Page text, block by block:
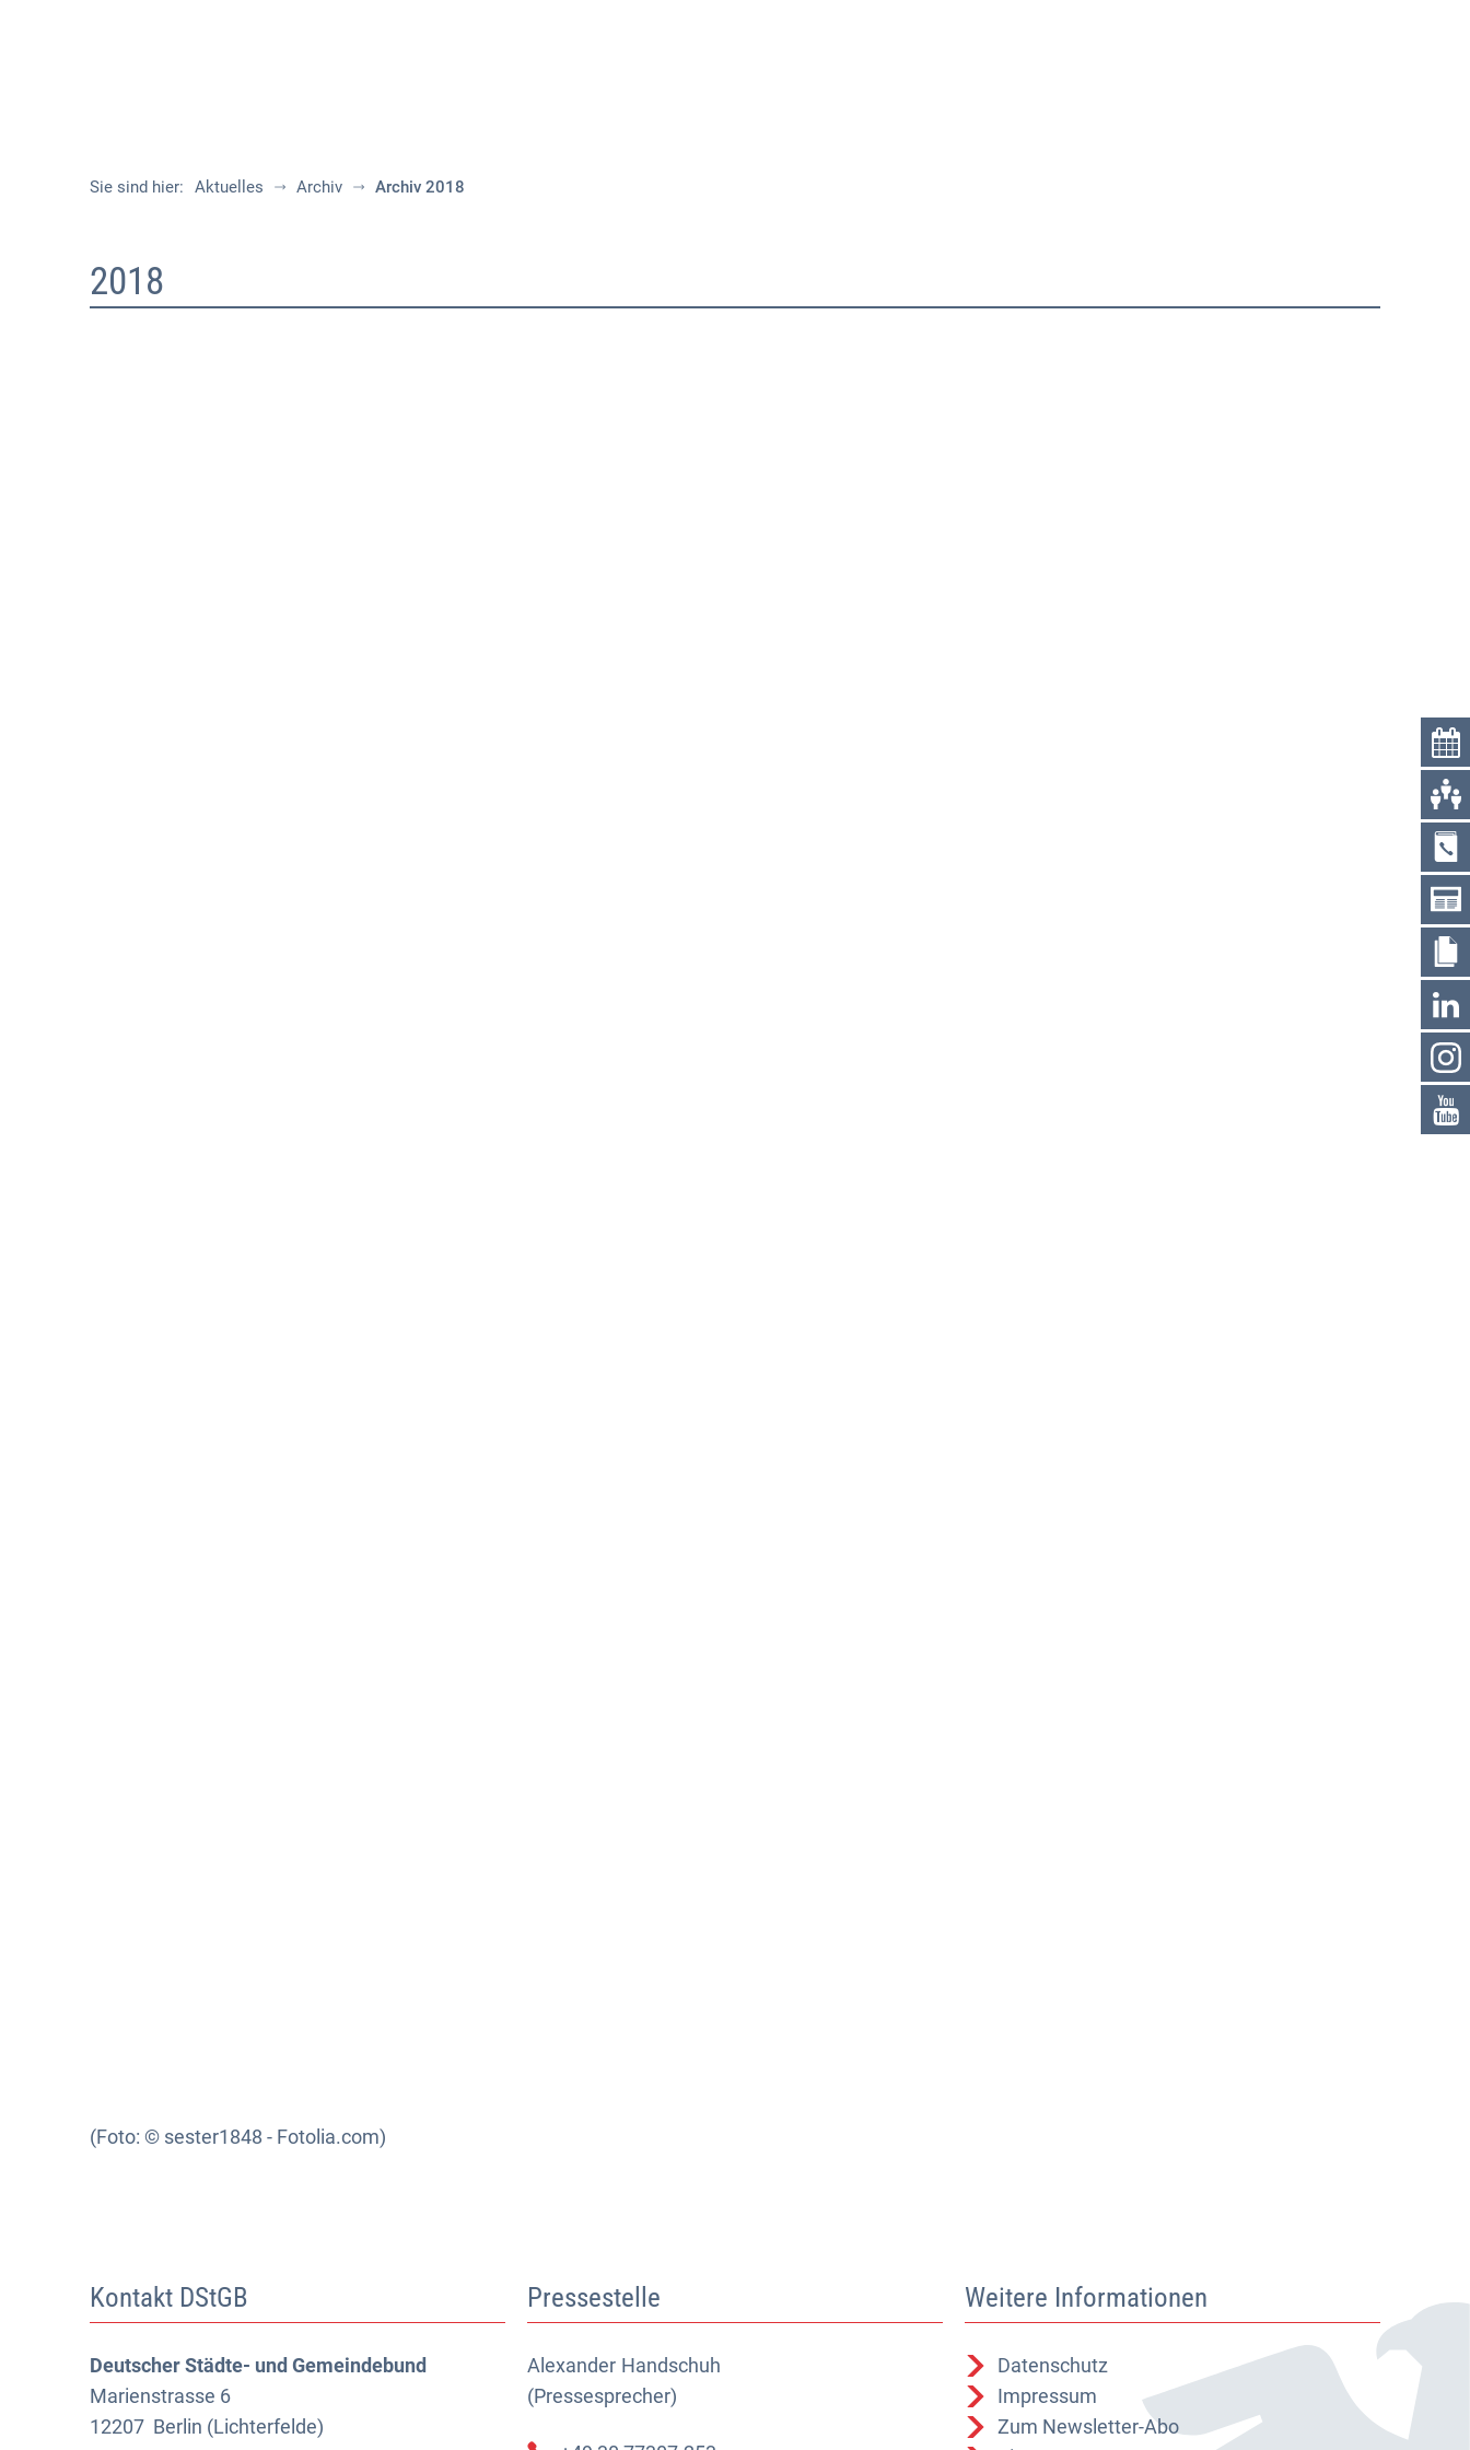
Sie sind hier: Aktuelles Archiv Archiv 2018
Archiv2018
(Foto: © sester1848 - Fotolia.com)
Kontakt DStGB
Deutscher Städte- und Gemeindebund
Marienstrasse 6
12207 Berlin (Lichterfelde)
Pressestelle
Alexander Handschuh
(Pressesprecher)
Alexander Handschuh (Pressesprecher)
Weitere Informationen
Datenschutz
Impressum
Zum Newsletter-Abo